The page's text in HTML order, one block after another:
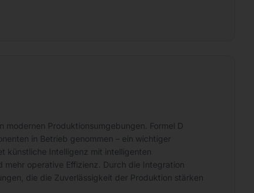
Produktionsumgebungen. Formel D
in Betrieb genommen – ein wichtiger
künstliche Intelligenz mit intelligenten
operative Effizienz. Durch die Integration
die die Zuverlässigkeit der Produktion stärken